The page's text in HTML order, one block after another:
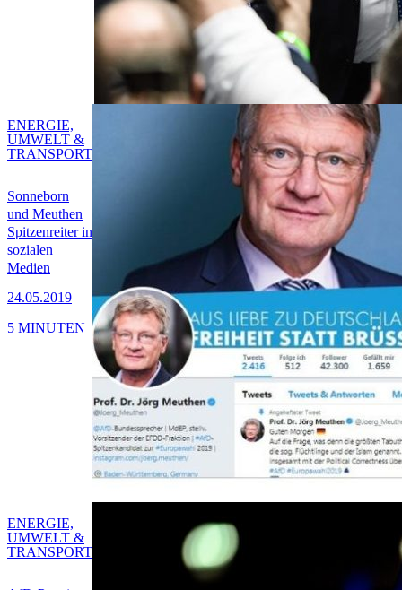
Sonneborn
und Meuthen
Spitzenreiter in
sozialen
Medien
24.05.2019
ENERGIE,
UMWELT &
TRANSPORT
5 MINUTEN
ENERGIE,
UMWELT &
TRANSPORT